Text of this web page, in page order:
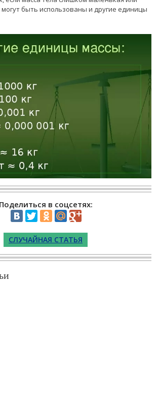
быть использованы и другие единицы
Поделиться в соцсетях:
СЛУЧАЙНАЯ СТАТЬЯ